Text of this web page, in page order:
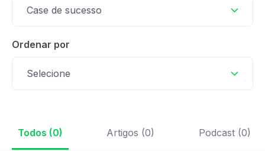
Case de sucesso
Ordenar por
Selecione
Todos (0) Artigos (0) Podcast (0)